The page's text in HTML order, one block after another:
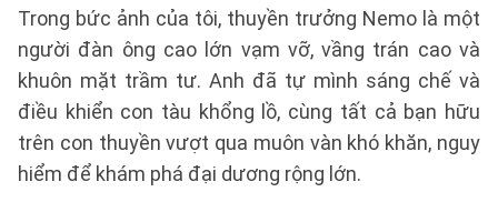
Trong bức ảnh của tôi, thuyền trưởng Nemo là một
người đàn ông cao lớn vạm vỡ, vầng trán cao và
khuôn mặt trầm tư. Anh đã tự mình sáng chế và
điều khiển con tàu khổng lồ, cùng tất cả bạn hữu
trên con thuyền vượt qua muôn vàn khó khăn, nguy
hiểm để khám phá đại dương rộng lớn.